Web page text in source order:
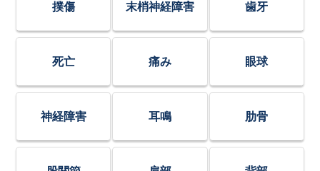
撲傷 末梢神経障害 歯牙
死亡 痛み 眼球
神経障害 耳鳴 肋骨